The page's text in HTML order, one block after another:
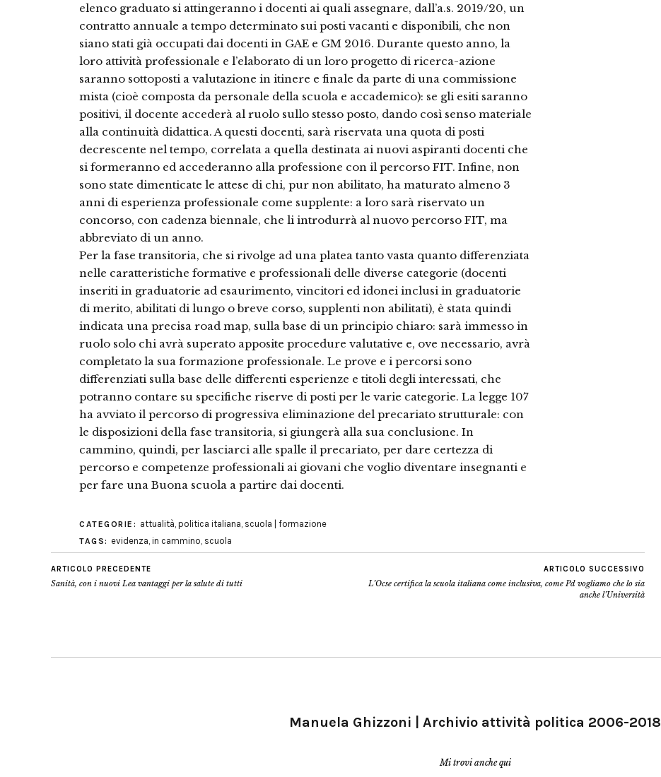
elenco graduato si attingeranno i docenti ai quali assegnare, dall’a.s. 2019/20, un
contratto annuale a tempo determinato sui posti vacanti e disponibili, che non
siano stati già occupati dai docenti in GAE e GM 2016. Durante questo anno, la
loro attività professionale e l’elaborato di un loro progetto di ricerca-azione
saranno sottoposti a valutazione in itinere e finale da parte di una commissione
mista (cioè composta da personale della scuola e accademico): se gli esiti saranno
positivi, il docente accederà al ruolo sullo stesso posto, dando così senso materiale
alla continuità didattica. A questi docenti, sarà riservata una quota di posti
decrescente nel tempo, correlata a quella destinata ai nuovi aspiranti docenti che
si formeranno ed accederanno alla professione con il percorso FIT. Infine, non
sono state dimenticate le attese di chi, pur non abilitato, ha maturato almeno 3
anni di esperienza professionale come supplente: a loro sarà riservato un
concorso, con cadenza biennale, che li introdurrà al nuovo percorso FIT, ma
abbreviato di un anno.
Per la fase transitoria, che si rivolge ad una platea tanto vasta quanto differenziata
nelle caratteristiche formative e professionali delle diverse categorie (docenti
inseriti in graduatorie ad esaurimento, vincitori ed idonei inclusi in graduatorie
di merito, abilitati di lungo o breve corso, supplenti non abilitati), è stata quindi
indicata una precisa road map, sulla base di un principio chiaro: sarà immesso in
ruolo solo chi avrà superato apposite procedure valutative e, ove necessario, avrà
completato la sua formazione professionale. Le prove e i percorsi sono
differenziati sulla base delle differenti esperienze e titoli degli interessati, che
potranno contare su specifiche riserve di posti per le varie categorie. La legge 107
ha avviato il percorso di progressiva eliminazione del precariato strutturale: con
le disposizioni della fase transitoria, si giungerà alla sua conclusione. In
cammino, quindi, per lasciarci alle spalle il precariato, per dare certezza di
percorso e competenze professionali ai giovani che voglio diventare insegnanti e
per fare una Buona scuola a partire dai docenti.
CATEGORIE: attualità politica italiana scuola | formazione
TAGS: evidenza in cammino scuola
ARTICOLO PRECEDENTE
Sanità, con i nuovi Lea vantaggi per la salute di tutti
ARTICOLO SUCCESSIVO
L’Ocse certifica la scuola italiana come inclusiva, come Pd vogliamo che lo sia
anche l’Università
Manuela Ghizzoni | Archivio attività politica 2006-2018
Mi trovi anche qui